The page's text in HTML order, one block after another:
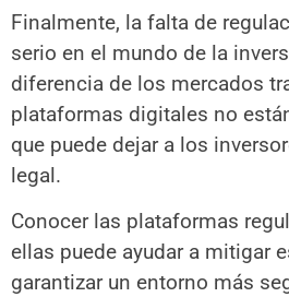
Finalmente, la falta de
serio en el mundo de la
diferencia de los mercados
plataformas digitales no
que puede dejar a los
legal.
Conocer las plataformas
ellas puede ayudar a mitigar
garantizar un entorno más